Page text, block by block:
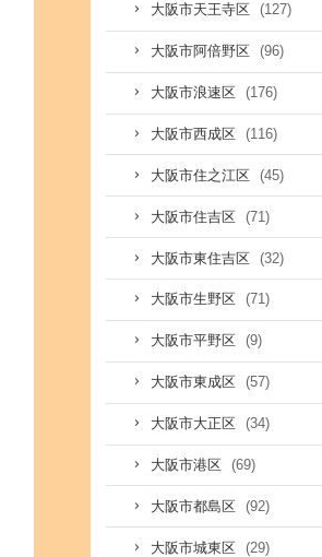
大阪市天王寺区 (127)
大阪市阿倍野区 (96)
大阪市浪速区 (176)
大阪市西成区 (116)
大阪市住之江区 (45)
大阪市住吉区 (71)
大阪市東住吉区 (32)
大阪市生野区 (71)
大阪市平野区 (9)
大阪市東成区 (57)
大阪市大正区 (34)
大阪市港区 (69)
大阪市都島区 (92)
大阪市城東区 (29)